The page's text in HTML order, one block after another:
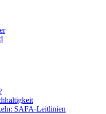
SAFA-Leitlinien